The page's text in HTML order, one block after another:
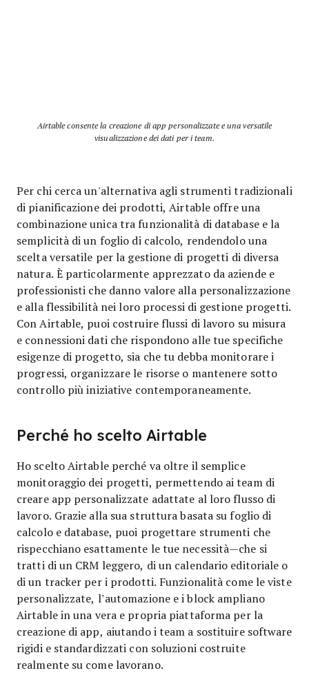
Airtable consente la creazione di app personalizzate e una versatile
visualizzazione dei dati per i team.
Per chi cerca un'alternativa agli strumenti tradizionali
di pianificazione dei prodotti, Airtable offre una
combinazione unica tra funzionalità di database e la
semplicità di un foglio di calcolo, rendendolo una
scelta versatile per la gestione di progetti di diversa
natura. È particolarmente apprezzato da aziende e
professionisti che danno valore alla personalizzazione
e alla flessibilità nei loro processi di gestione progetti.
Con Airtable, puoi costruire flussi di lavoro su misura
e connessioni dati che rispondono alle tue specifiche
esigenze di progetto, sia che tu debba monitorare i
progressi, organizzare le risorse o mantenere sotto
controllo più iniziative contemporaneamente.
Perché ho scelto Airtable
Ho scelto Airtable perché va oltre il semplice
monitoraggio dei progetti, permettendo ai team di
creare app personalizzate adattate al loro flusso di
lavoro. Grazie alla sua struttura basata su foglio di
calcolo e database, puoi progettare strumenti che
rispecchiano esattamente le tue necessità—che si
tratti di un CRM leggero, di un calendario editoriale o
di un tracker per i prodotti. Funzionalità come le viste
personalizzate, l’automazione e i block ampliano
Airtable in una vera e propria piattaforma per la
creazione di app, aiutando i team a sostituire software
rigidi e standardizzati con soluzioni costruite
realmente su come lavorano.